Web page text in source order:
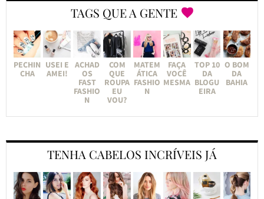
TAGS QUE A GENTE
PECHIN
CHA
USEI E
AMEI!
ACHAD
OS
FAST
FASHIO
N
COM
QUE
ROUPA
EU
VOU?
MATEM
ÁTICA
FASHIO
N
FAÇA
VOCÊ
MESMA
TOP 10
DA
BLOGU
EIRA
O BOM
DA
BAHIA
TENHA CABELOS INCRÍVEIS JÁ